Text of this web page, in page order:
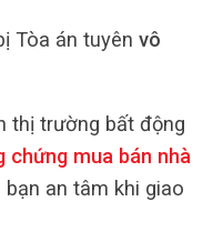
Tòa án tuyên vô
thị trường bất động
chứng mua bán nhà
bạn an tâm khi giao